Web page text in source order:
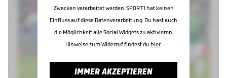
Zwecken verarbeitet werden. SPORT1 hat keinen
Einfluss auf diese Datenverarbeitung. Du hast auch
die Möglichkeit alle Social Widgets zu aktivieren.
Hinweise zum Widerruf findest du hier.
IMMER AKZEPTIEREN